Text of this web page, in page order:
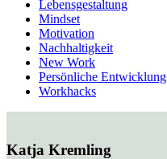
Lebensgestaltung
Mindset
Motivation
Nachhaltigkeit
New Work
Persönliche Entwicklung
Workhacks
Katja Kremling